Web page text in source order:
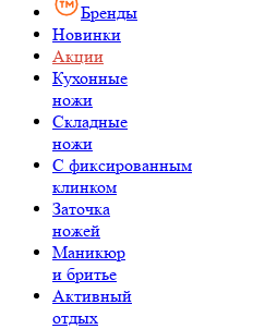
Бренды
Новинки
Акции
Кухонные
ножи
Складные
ножи
C фиксированным
клинком
Заточка
ножей
Маникюр
и бритье
Активный
отдых